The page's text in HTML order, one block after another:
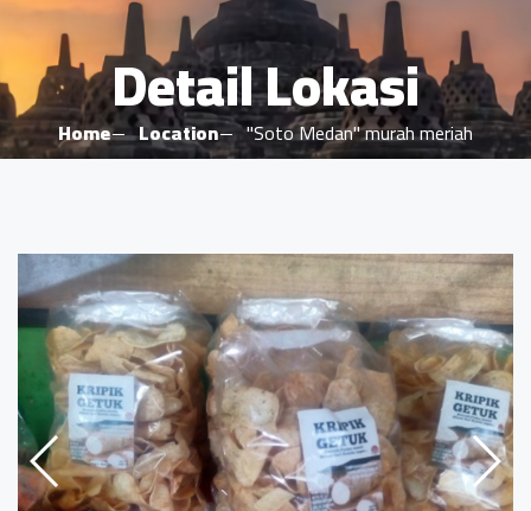
Detail Lokasi
Home Location "Soto Medan" murah meriah